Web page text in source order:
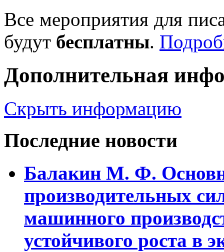
Все мероприятия для
будут бесплатны.
Дополнительная
Скрыть информацию
Последние новости
Балакин М. Ф.
пpоизводительных
машинного
устойчивого pоста в